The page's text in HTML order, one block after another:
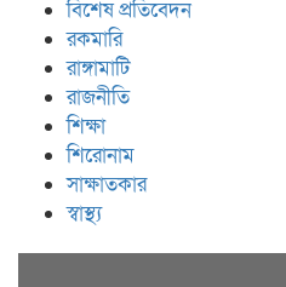
বিশেষ প্রতিবেদন
রকমারি
রাঙ্গামাটি
রাজনীতি
শিক্ষা
শিরোনাম
সাক্ষাতকার
স্বাস্থ্য